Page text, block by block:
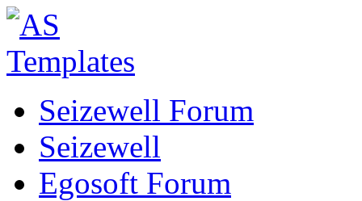
Seizewell Forum
Seizewell
Egosoft Forum